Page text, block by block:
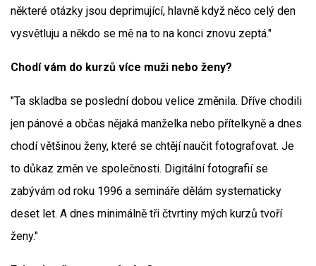
některé otázky jsou deprimující, hlavně když něco celý den
vysvětluju a někdo se mě na to na konci znovu zeptá."
Chodí vám do kurzů více muži nebo ženy?
"Ta skladba se poslední dobou velice změnila. Dříve chodili
jen pánové a občas nějaká manželka nebo přítelkyně a dnes
chodí většinou ženy, které se chtějí naučit fotografovat. Je
to důkaz změn ve společnosti. Digitální fotografií se
zabývám od roku 1996 a semináře dělám systematicky
deset let. A dnes minimálně tři čtvrtiny mých kurzů tvoří
ženy."